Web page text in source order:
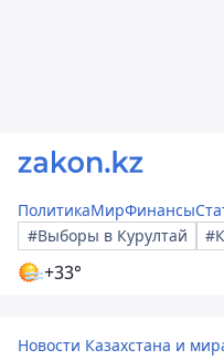
ПолитикаМирФинансы
#Выборы в Курултай
+33°
Новости Казахстана и